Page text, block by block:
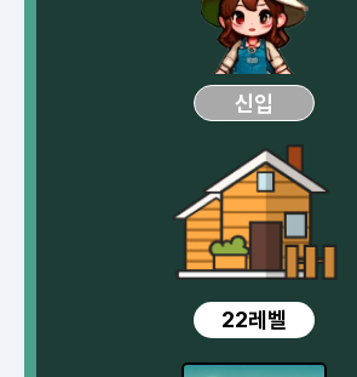
신입
22레벨